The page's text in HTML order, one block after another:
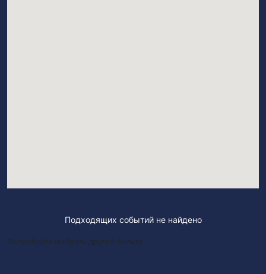
Подходящих событий не найдено
Попробуйте выбрать другой фильтр